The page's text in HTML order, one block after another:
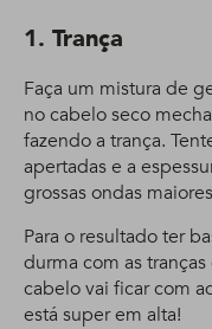
1. Trança
Faça um mistura de
no cabelo seco
fazendo a trança.
apertadas e a
grossas ondas
Para o resultado ter
durma com as
cabelo vai ficar com
está super em alta!